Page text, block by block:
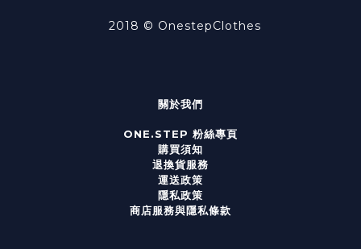
2018 © OnestepClothes
關於我們
ONE.STEP 粉絲專頁
購買須知
退換貨服務
運送政策
隱私政策
商店服務與隱私條款